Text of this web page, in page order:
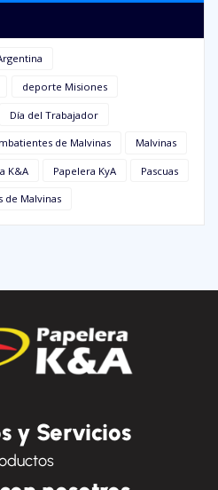
deporte Misiones
Día del Trabajador
de Malvinas Malvinas
K&A Papelera KyA Pascuas
de Malvinas
y Servicios